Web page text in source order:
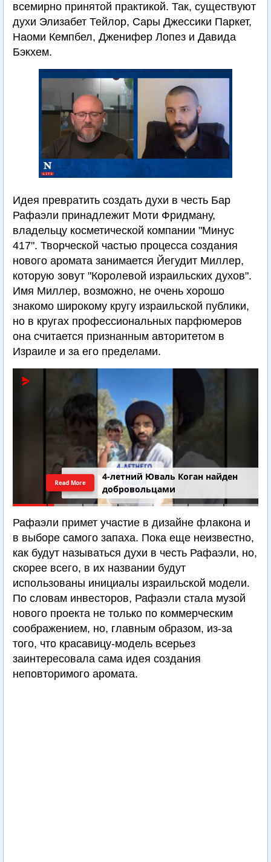
всемирно принятой практикой. Так, существуют
духи Элизабет Тейлор, Сары Джессики Паркет,
Наоми Кемпбел, Дженифер Лопез и Давида
Бэкхем.
Идея превратить создать духи в честь Бар
Рафаэли принадлежит Моти Фридману,
владельцу косметической компании "Минус
417". Творческой частью процесса создания
нового аромата занимается Йегудит Миллер,
которую зовут "Королевой израильских духов".
Имя Миллер, возможно, не очень хорошо
знакомо широкому кругу израильской публики,
но в кругах профессиональных парфюмеров
она считается признанным авторитетом в
Израиле и за его пределами.
4-летний Юваль Коган найден
добровольцами
Read More
Рафаэли примет участие в дизайне флакона и
в выборе самого запаха. Пока еще неизвестно,
как будут называться духи в честь Рафаэли, но,
скорее всего, в их названии будут
использованы инициалы израильской модели.
По словам инвесторов, Рафаэли стала музой
нового проекта не только по коммерческим
соображением, но, главным образом, из-за
того, что красавицу-модель всерьез
заинтересовала сама идея создания
неповторимого аромата.